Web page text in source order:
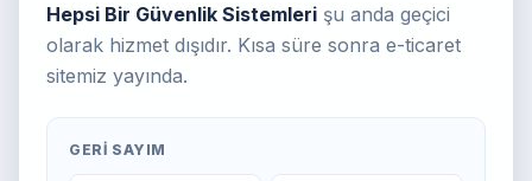
Hepsi Bir Güvenlik Sistemleri şu anda geçici
olarak hizmet dışıdır. Kısa süre sonra e-ticaret
sitemiz yayında.
GERI SAYIM